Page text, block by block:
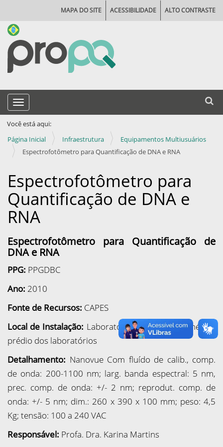
Busca
MAPA DO SITE ACESSIBILIDADE ALTO CONTRASTE
Toggle navigation
Você está aqui:
Página Inicial
Infraestrutura
Equipamentos Multiusuários
Espectrofotômetro para Quantificação de DNA e RNA
Espectrofotômetro para
Quantificação de DNA e
RNA
Espectrofotômetro para Quantificação de
DNA e RNA
PPG: PPGDBC
Ano: 2010
Fonte de Recursos: CAPES
Local de Instalação: Laboratório Didático de Genética,
prédio dos laboratórios
Detalhamento: Nanovue Com fluído de calib., comp.
de onda: 200-1100 nm; larg. banda espectral: 5 nm,
prec. comp. de onda: +/- 2 nm; reprodut. comp. de
onda: +/- 5 nm; dim.: 260 x 390 x 100 mm; peso: 4,5
Kg; tensão: 100 a 240 VAC
Responsável: Profa. Dra. Karina Martins